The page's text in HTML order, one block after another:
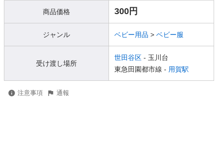
商品価格 300円
ジャンル ベビー用品 > ベビー服
受け渡し場所
世田谷区 - 玉川台
東急田園都市線 - 用賀駅
注意事項 通報